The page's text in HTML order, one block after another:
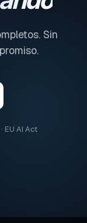
Sin
EU AI Act